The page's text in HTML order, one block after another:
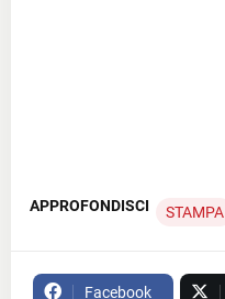
APPROFONDISCI STAMPA
Facebook